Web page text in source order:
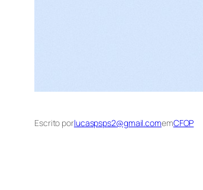
Escrito porlucaspsps2@gmail.comemCFOP